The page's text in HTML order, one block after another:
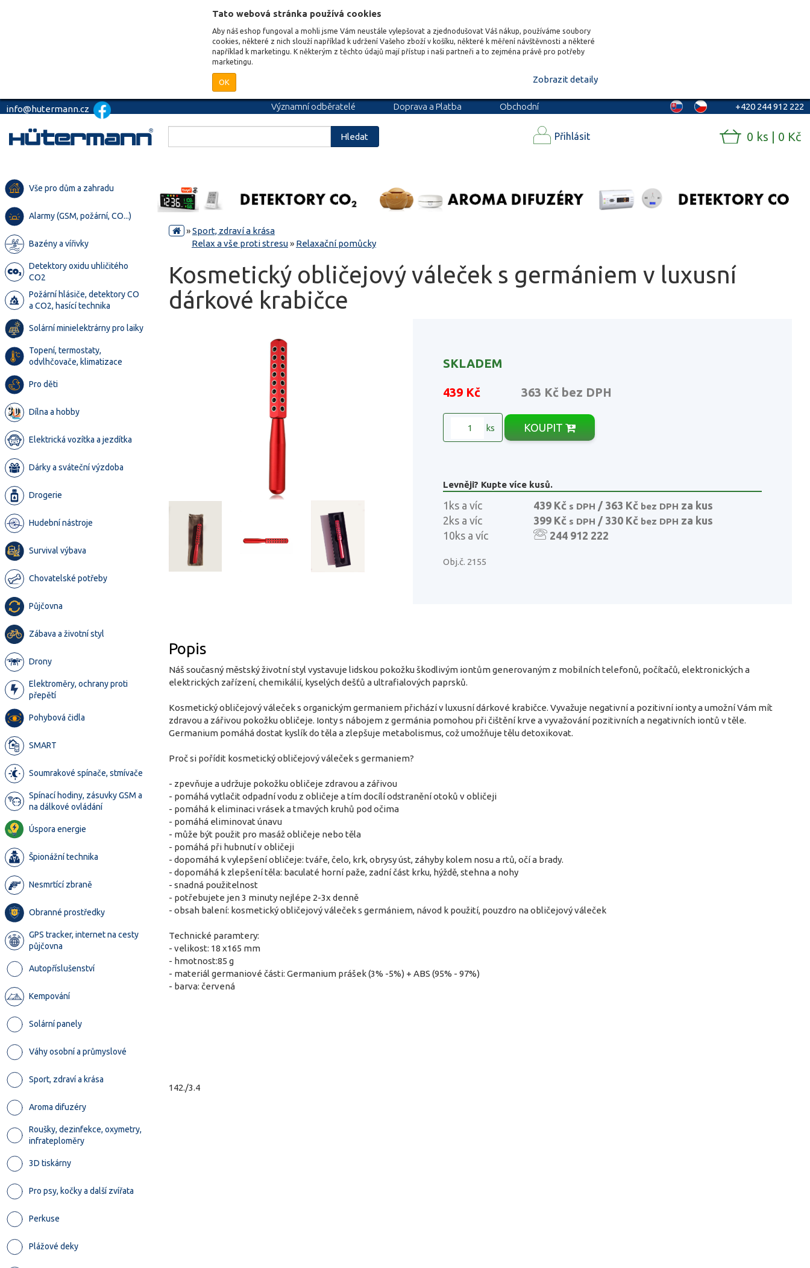
Tato webová stránka používá cookies
Aby náš eshop fungoval a mohli jsme Vám neustále vylepšovat a zjednodušovat Váš nákup, používáme soubory
cookies, některé z nich slouží například k udržení Vašeho zboží v košíku, některé k měření návštěvnosti a některé
například k marketingu. K některým z těchto údajů mají přístup i naši partneři a to zejména právě pro potřeby
marketingu.
OK Zobrazit detaily
info@hutermann.cz Významní odběratelé Doprava a Platba
Obchodní
+420 244 912 222
Hledat Přihlásit 0 ks | 0 Kč
Vše pro dům a zahradu
Alarmy (GSM, požární, CO...)
Bazény a vířivky
Detektory oxidu uhličitého
CO2
Požární hlásiče, detektory CO
a CO2, hasící technika
Solární minielektrárny pro laiky
Topení, termostaty,
odvlhčovače, klimatizace
Pro děti
Dílna a hobby
Elektrická vozítka a jezdítka
Dárky a sváteční výzdoba
Drogerie
Hudební nástroje
Survival výbava
Chovatelské potřeby
Půjčovna
Zábava a životní styl
Drony
Elektroměry, ochrany proti
přepětí
Pohybová čidla
SMART
Soumrakové spínače, stmívače
Spínací hodiny, zásuvky GSM a
na dálkové ovládání
Úspora energie
Špionážní technika
Nesmrtící zbraně
Obranné prostředky
GPS tracker, internet na cesty
půjčovna
Autopříslušenství
Kempování
Solární panely
Váhy osobní a průmyslové
Sport, zdraví a krása
Aroma difuzéry
Roušky, dezinfekce, oxymetry,
infrateploměry
3D tiskárny
Pro psy, kočky a další zvířata
Perkuse
Plážové deky
»Sport, zdraví a krása
Relax a vše proti stresu» Relaxační pomůcky
Kosmetický obličejový váleček s germániem v luxusní
dárkové krabičce
SKLADEM
439 Kč 363 Kč bez DPH
ks KOUPIT
Levněji? Kupte více kusů.
1ks a víc 439 Kčs DPH / 363 Kč bez DPH za kus
2ks a víc
399 Kčs DPH / 330 Kč bez DPH za kus
10ks a víc
244 912 222
Obj.č. 2155
Popis
Náš současný městský životní styl vystavuje lidskou pokožku škodlivým iontům generovaným z mobilních telefonů, počítačů, elektronických a
elektrických zařízení, chemikálií, kyselých dešťů a ultrafialových paprsků.
Kosmetický obličejový váleček s organickým germaniem přichází v luxusní dárkové krabičce. Vyvažuje negativní a pozitivní ionty a umožní Vám mít
zdravou a zářivou pokožku obličeje. Ionty s nábojem z germánia pomohou při čištění krve a vyvažování pozitivních a negativních iontů v těle.
Germanium pomáhá dostat kyslík do těla a zlepšuje metabolismus, což umožňuje tělu detoxikovat.
Proč si pořídit kosmetický obličejový váleček s germaniem?
- zpevňuje a udržuje pokožku obličeje zdravou a zářivou
- pomáhá vytlačit odpadní vodu z obličeje a tím docílí odstranění otoků v obličeji
- pomáhá k eliminaci vrásek a tmavých kruhů pod očima
- pomáhá eliminovat únavu
- může být použit pro masáž obličeje nebo těla
- pomáhá při hubnutí v obličeji
- dopomáhá k vylepšení obličeje: tváře, čelo, krk, obrysy úst, záhyby kolem nosu a rtů, očí a brady.
- dopomáhá k zlepšení těla: baculaté horní paže, zadní část krku, hýždě, stehna a nohy
- snadná použitelnost
- potřebujete jen 3 minuty nejlépe 2-3x denně
- obsah balení: kosmetický obličejový váleček s germániem, návod k použití, pouzdro na obličejový váleček
Technické paramtery:
- velikost: 18 x165 mm
- hmotnost:85 g
- materiál germaniové části: Germanium prášek (3% -5%) + ABS (95% - 97%)
- barva: červená
142./3.4